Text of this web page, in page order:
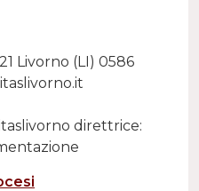
Livorno (LI) 0586
direttrice: